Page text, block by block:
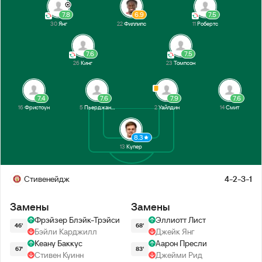
8.3
13 Купер
7.4
16Фристоун
7.6
5 Пьерджанни
7.9
2Уайлдин
7.6
14Смит
7.6
26Кинг
7.5
23 Томпсон
7.8
30Янг
6.9
22Филлипс
7.5
11Робертс
Стивенейдж 4-2-3-1
Замены
46'
Фрэйзер Блэйк-Трэйси
Бэйли Карджилл
67'
Кеану Баккус
Стивен Куинн
Замены
68'
Эллиотт Лист
Джейк Янг
83'
Аарон Пресли
Джейми Рид